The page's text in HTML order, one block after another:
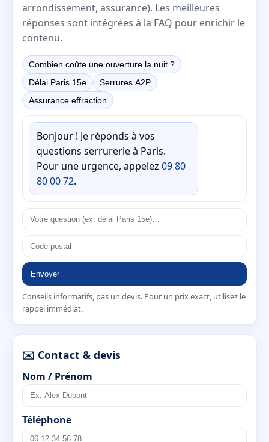
arrondissement, assurance). Les meilleures
réponses sont intégrées à la FAQ pour enrichir le
contenu.
Combien coûte une ouverture la nuit ?
Délai Paris 15e
Serrures A2P
Assurance effraction
Bonjour ! Je réponds à vos
questions serrurerie à Paris.
Pour une urgence, appelez 09 80
80 00 72.
Envoyer
Conseils informatifs, pas un devis. Pour un prix exact, utilisez le
rappel immédiat.
✉️ Contact & devis
Nom / Prénom
Téléphone